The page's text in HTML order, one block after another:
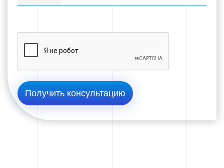
текстов, визуалов и аудиторий для поиска
снижения стоимости привлечённого
клиента, достигая результатов при том же
или меньшем бюджете.
Этап 5